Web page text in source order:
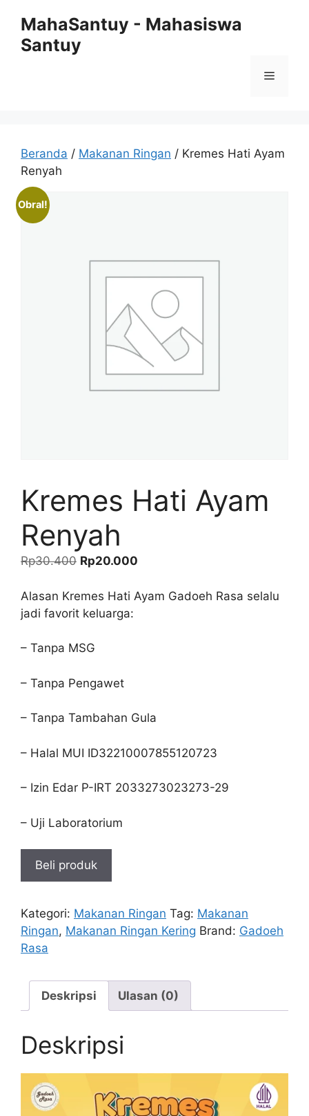
MahaSantuy - Mahasiswa
Santuy
Menu
Beranda / Makanan Ringan / Kremes Hati Ayam
Renyah
Obral!
Kremes Hati Ayam
Renyah
Rp30.400 Harga
adalah:
Rp30.400.
Rp20.000
ini
Alasan Kremes Hati Ayam Gadoeh Rasa selalu
jadi favorit keluarga:
– Tanpa MSG
– Tanpa Pengawet
– Tanpa Tambahan Gula
– Halal MUI ID32210007855120723
– Izin Edar P-IRT 2033273023273-29
– Uji Laboratorium
Beli produk
Kategori: Makanan Ringan Tag: Makanan
Ringan, Makanan Ringan Kering Brand: Gadoeh
Rasa
Deskripsi Ulasan (0)
Deskripsi